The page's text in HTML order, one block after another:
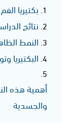
بكتيريا
نتائج
النمط
البكتيريا
أهمية هذه
والجسدية